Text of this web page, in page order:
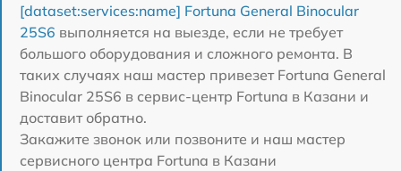
[dataset:services:name] Fortuna General Binocular
25S6 выполняется на выезде, если не требует
большого оборудования и сложного ремонта. В
таких случаях наш мастер привезет Fortuna General
Binocular 25S6 в сервис-центр Fortuna в Казани и
доставит обратно.
Закажите звонок или позвоните и наш мастер
сервисного центра Fortuna в Казани